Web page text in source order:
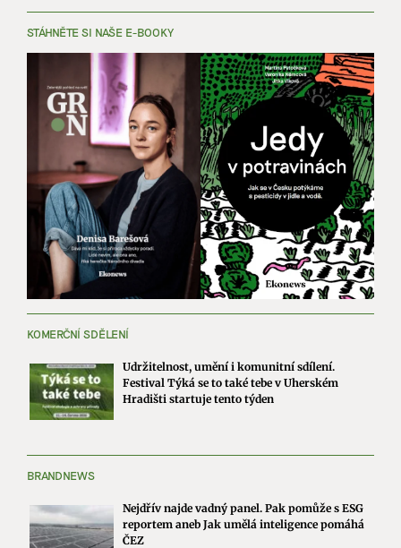
STÁHNĚTE SI NAŠE E-BOOKY
KOMERČNÍ SDĚLENÍ
Udržitelnost, umění i komunitní sdílení.
Festival Týká se to také tebe v Uherském
Hradišti startuje tento týden
BRANDNEWS
Nejdřív najde vadný panel. Pak pomůže s ESG
reportem aneb Jak umělá inteligence pomáhá
ČEZ